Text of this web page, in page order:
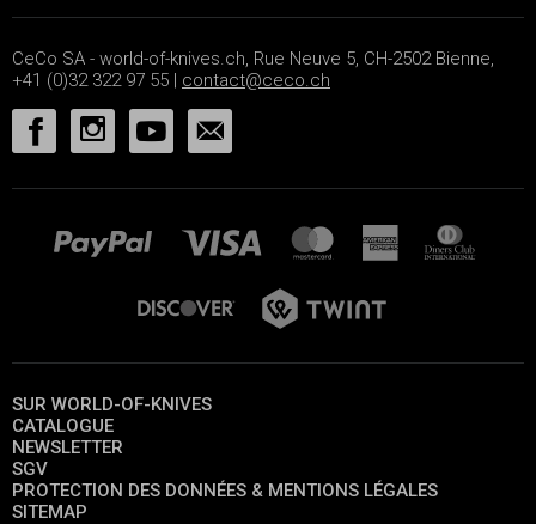
CeCo SA - world-of-knives.ch, Rue Neuve 5, CH-2502 Bienne,
+41 (0)32 322 97 55 | contact@ceco.ch
SUR WORLD-OF-KNIVES
CATALOGUE
NEWSLETTER
SGV
PROTECTION DES DONNÉES & MENTIONS LÉGALES
SITEMAP